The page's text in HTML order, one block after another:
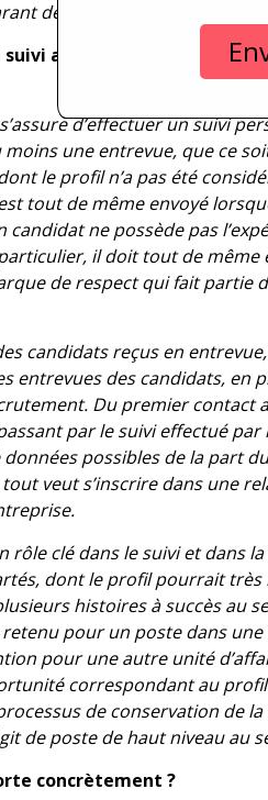
de succès.
auprès de tous les
d’effectuer un suivi
une entrevue, que ce
le profil n’a pas été
tout de même envoyé
ne possède pas
il doit tout de même
de respect qui fait partie
candidats reçus en
entrevues des candidats, en
Du premier contact
par le suivi effectué
possibles de la part
veut s’inscrire dans une
clé dans le suivi et dans
dont le profil pourrait
histoires à succès au
pour un poste dans une
pour une autre unité
correspondant au
de conservation de
de poste de haut niveau au
concrètement ?